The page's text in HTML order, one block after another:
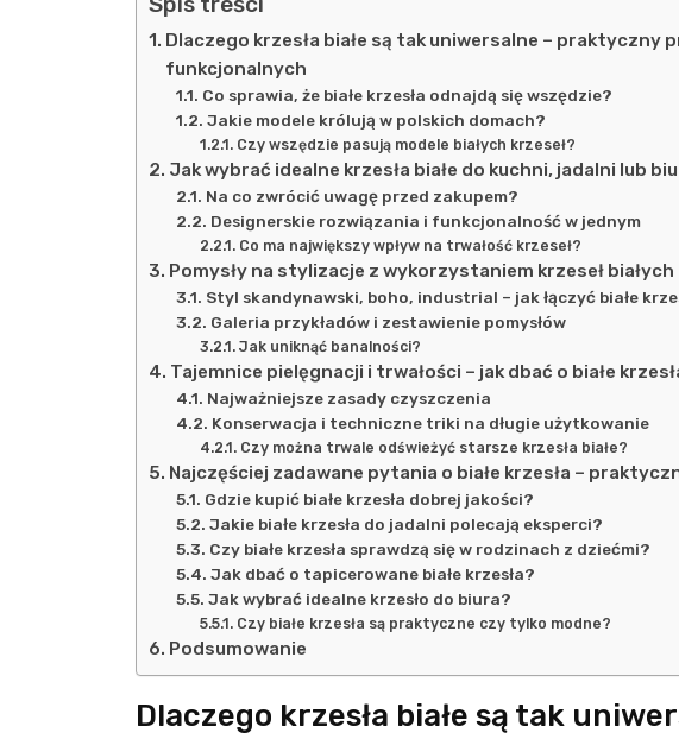
Dlaczego krzesła białe są tak uniwersalne –
funkcjonalnych
Co sprawia, że białe krzesła odnajdą się wszędzie?
Jakie modele królują w polskich domach?
Czy wszędzie pasują modele białych krzeseł?
Jak wybrać idealne krzesła białe do kuchni, jadalni lub
Na co zwrócić uwagę przed zakupem?
Designerskie rozwiązania i funkcjonalność w jednym
Co ma największy wpływ na trwałość krzeseł?
Pomysły na stylizacje z wykorzystaniem krzeseł
Styl skandynawski, boho, industrial – jak łączyć białe
Galeria przykładów i zestawienie pomysłów
Jak uniknąć banalności?
Tajemnice pielęgnacji i trwałości – jak dbać o białe
Najważniejsze zasady czyszczenia
Konserwacja i techniczne triki na długie użytkowanie
Czy można trwale odświeżyć starsze krzesła białe?
Najczęściej zadawane pytania o białe krzesła –
Gdzie kupić białe krzesła dobrej jakości?
Jakie białe krzesła do jadalni polecają eksperci?
Czy białe krzesła sprawdzą się w rodzinach z dziećmi?
Jak dbać o tapicerowane białe krzesła?
Jak wybrać idealne krzesło do biura?
Czy białe krzesła są praktyczne czy tylko modne?
Podsumowanie
Dlaczego krzesła białe są tak